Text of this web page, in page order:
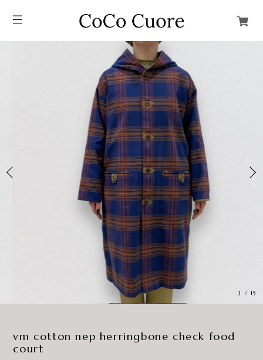
3 / 15
vm cotton nep herringbone check food
court